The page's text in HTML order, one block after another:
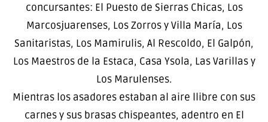
concursantes: El Puesto de Sierras Chicas, Los
Marcosjuarenses, Los Zorros y Villa María, Los
Sanitaristas, Los Mamirulis, Al Rescoldo, El Galpón,
Los Maestros de la Estaca, Casa Ysola, Las Varillas y
Los Marulenses.
Mientras los asadores estaban al aire llibre con sus
carnes y sus brasas chispeantes, adentro en El